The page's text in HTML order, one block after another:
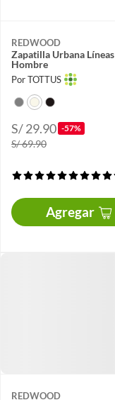
REDWOOD
Zapatilla Urbana Líneas
Hombre
Por TOTTUS
S/ 29.90 -57%
S/ 69.90
Agregar
REDWOOD